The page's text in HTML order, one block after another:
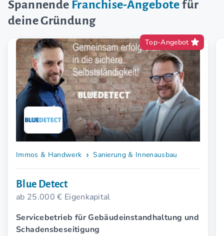
Spannende Franchise-Angebotefür
deine Gründung
Top-Angebot
Immos & Handwerk Sanierung & Innenausbau
Blue Detect
ab 25.000 € Eigenkapital
Servicebetrieb für Gebäudeinstandhaltung und
Schadensbeseitigung